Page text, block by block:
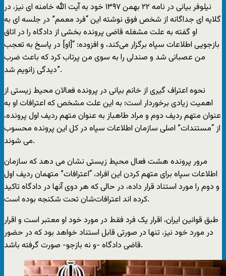
نیلوفر بیانی در نامه ۲۲ بهمن ۱۳۹۷ خود به آیت الله خامنه ای نیز، در
گلایه ای جداگانه از شخص فوق نوشته این “فرد معمم” در جلسه ای به
او گفته به علت مشغله قاضی پرونده بخشی از دادگاه را در اتاق
بازجویی اطلاعات سپاه برگزار می‌کند، و افزوده: “[او] در پاسخ به تعجب
من عصبانی شد و صندلی را به سوی من پرتاب کرد که باعث ضرب
دیدگی زانویم شد”.
نحوه اعتراف گیری از خانم بیانی در پرونده فعالان محیط زیستی از
اهمیت زیادی برخوردار است؛ به این علت مشخص که اعترافات او به
عنوان متهم ردیف دوم و مراد طاهباز به عنوان متهم ردیف اول پرونده،
از “مستندات” اصلی سازمان اطلاعات سپاه در کل این پرونده محسوب
می شوند.
مرور پرونده هشت فعال محیط زیستی نشان می دهد که سازمان
اطلاعات سپاه برای متهم کردن این افراد، “اعترافات” متهمان ردیف اول
و دوم را مورد استناد قرار داده، در حالی که هر دوی آنها در دادگاه تاکید
کرده اند اعترافات‌شان تحت شکنجه بوده است.
طبق قوانین ایران، اقرار یک فرد فقط در مورد خود او معتبر است و اقرار
در مورد خود نیز، تنها در صورتی قابل استناد خواهد بود که در حضور
قاضی دادگاه -و نه بازجو- صورت گرفته باشد.